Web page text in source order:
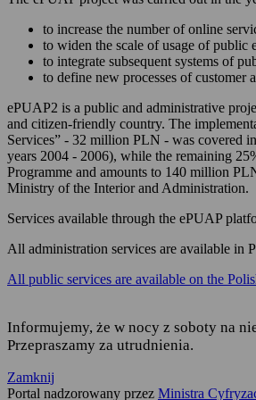
to increase the number of online
to widen the scale of usage of public
to integrate subsequent systems of
to define new processes of customer
ePUAP2 is a public and administrative
and citizen-friendly country. The
Services” - 32 million PLN - was covered
years 2004 - 2006), while the remaining
Programme and amounts to 140 million
Ministry of the Interior and Administration.
Services available through the ePUAP
All administration services are available in
All public services are available on the
Informujemy, że w nocy z soboty na
Przepraszamy za utrudnienia.
Zamknij
Portal nadzorowany przez Ministra